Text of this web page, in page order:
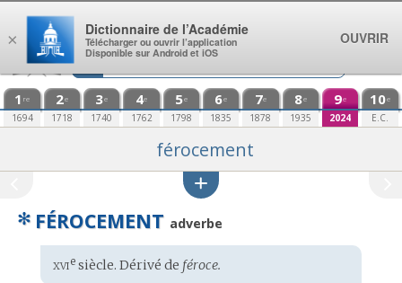
Aller au contenu
1 re
1694
2e
1718
3e
1740
4e
1762
5e
1798
6e
1835
7e
1878
8e
1935
9e
2024
10e
E.C.
férocement
✻ FÉROCEMENT adverbe
Étymologie
xviesiècle. Dérivé de féroce.
×
Dictionnaire de l’Académie
Télécharger ou ouvrir l’application
Disponible sur Android et iOS
OUVRIR